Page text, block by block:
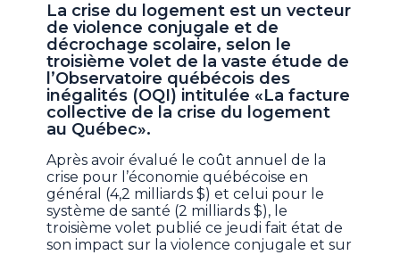
La crise du logement est un vecteur
de violence conjugale et de
décrochage scolaire, selon le
troisième volet de la vaste étude de
l’Observatoire québécois des
inégalités (OQI) intitulée «La facture
collective de la crise du logement
au Québec».
Après avoir évalué le coût annuel de la
crise pour l’économie québécoise en
général (4,2 milliards $) et celui pour le
système de santé (2 milliards $), le
troisième volet publié ce jeudi fait état de
son impact sur la violence conjugale et sur